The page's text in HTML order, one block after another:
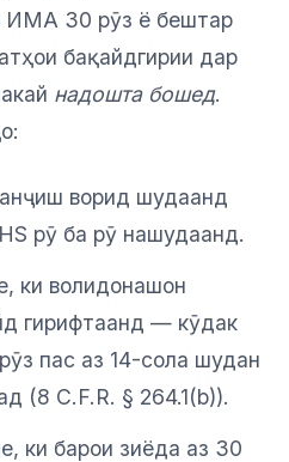
ИМА 30 рӯз ё бештар
бақайдгирии дар
надошта бошед.
ворид шудаанд
рӯ ба рӯ нашудаанд.
ки волидонашон
гирифтаанд — кӯдак
пас аз 14-сола шудан
(8 C.F.R. § 264.1(b)).
ки барои зиёда аз 30